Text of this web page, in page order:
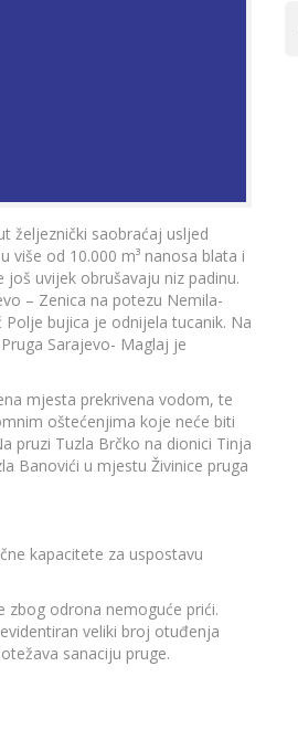
željeznički saobraćaj usljed
više od 10.000 m³ nanosa blata i
uvijek obrušavaju niz padinu.
– Zenica na potezu Nemila-
bujica je odnijela tucanik. Na
Sarajevo- Maglaj je
mjesta prekrivena vodom, te
oštećenjima koje neće biti
pruzi Tuzla Brčko na dionici Tinja
Banovići u mjestu Živinice pruga
kapacitete za uspostavu
odrona nemoguće prići.
veliki broj otuđenja
sanaciju pruge.